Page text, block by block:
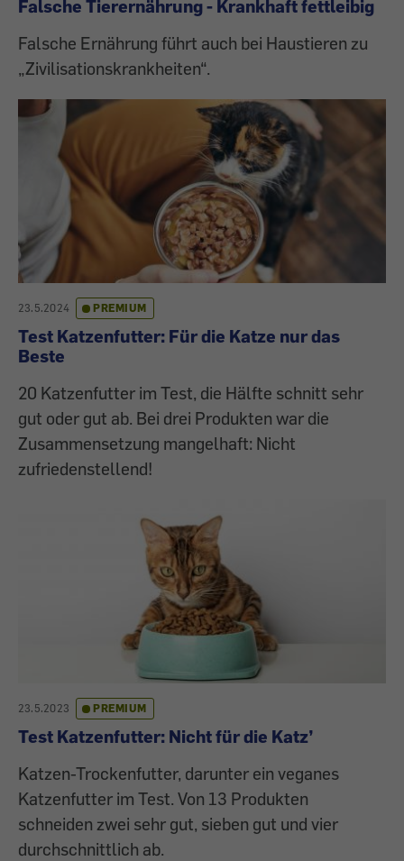
Falsche Tierernährung - Krankhaft fettleibig
Falsche Ernährung führt auch bei Haustieren zu
„Zivilisationskrankheiten“.
23.5.2024 PREMIUM
Test Katzenfutter: Für die Katze nur das
Beste
20 Katzenfutter im Test, die Hälfte schnitt sehr
gut oder gut ab. Bei drei Produkten war die
Zusammensetzung mangelhaft: Nicht
zufriedenstellend!
23.5.2023 PREMIUM
Test Katzenfutter: Nicht für die Katz’
Katzen-Trockenfutter, darunter ein veganes
Katzenfutter im Test. Von 13 Produkten
schneiden zwei sehr gut, sieben gut und vier
durchschnittlich ab.